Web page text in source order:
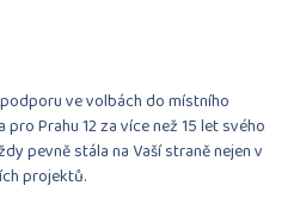
ve volbách do místního
Prahu 12 za více než 15 let svého
pevně stála na Vaší straně nejen v
projektů.